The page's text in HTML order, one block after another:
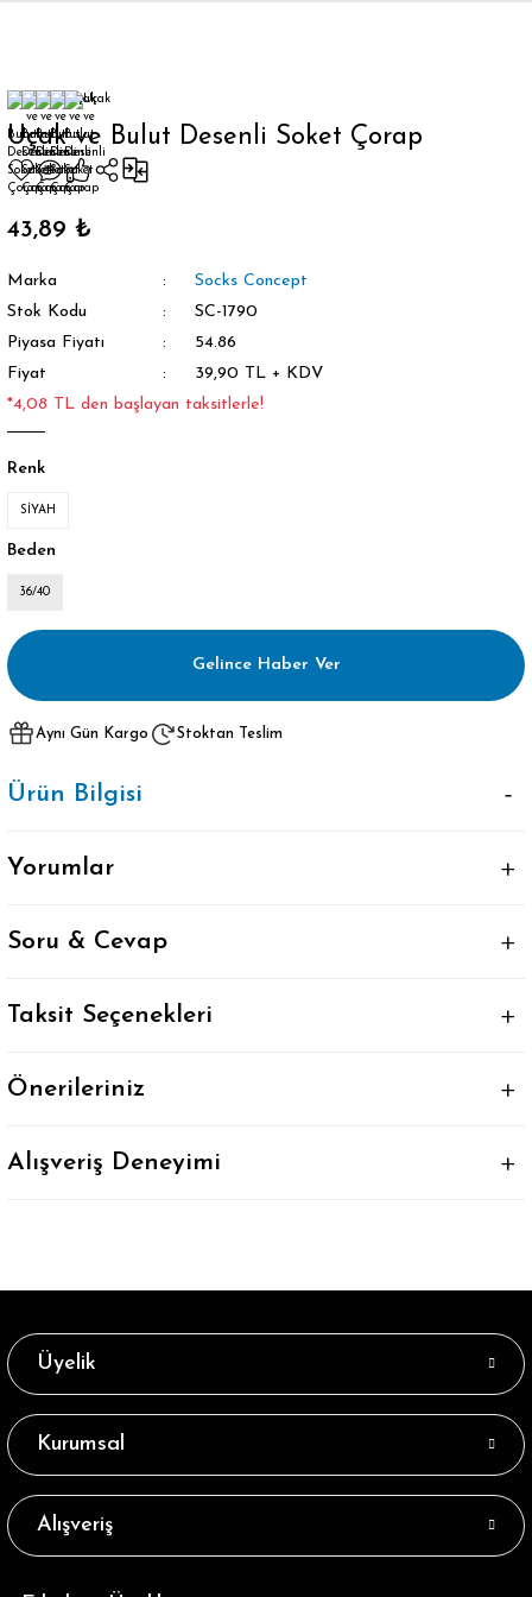
Uçak ve Bulut Desenli Soket Çorap
43,89 ₺
Marka
Socks Concept
Stok Kodu
SC-1790
Piyasa Fiyatı
54.86
Fiyat
39,90 TL + KDV
*4,08 TL den başlayan taksitlerle!
Renk
SİYAH
Beden
36/40
Gelince Haber Ver
Aynı Gün Kargo Stoktan Teslim
Ürün Bilgisi
Yorumlar
Soru & Cevap
Taksit Seçenekleri
Önerileriniz
Alışveriş Deneyimi
Üyelik
Kurumsal
Alışveriş